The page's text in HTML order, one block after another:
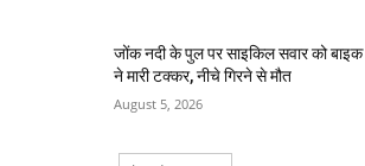
जोंक नदी के पुल पर साइकिल सवार को बाइक
ने मारी टक्कर, नीचे गिरने से मौत
August 5, 2026